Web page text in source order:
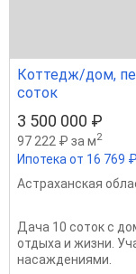
Коттедж/дом,
соток
3 500 000 ₽
97 222 ₽ за м2
Ипотека от 16 769
Астраханская
Дача 10 соток с
отдыха и жизни.
насаждениями.